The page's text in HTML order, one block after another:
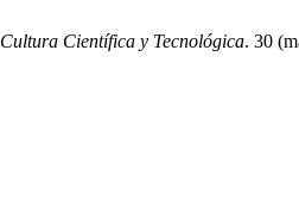
Cultura Científica y Tecnológica. 30